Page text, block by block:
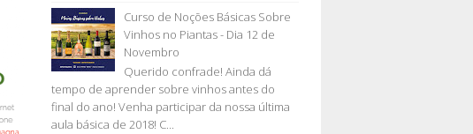
Curso de Noções Básicas Sobre
Vinhos no Piantas - Dia 12 de
Novembro
Querido confrade! Ainda dá
tempo de aprender sobre vinhos antes do
final do ano! Venha participar da nossa última
aula básica de 2018! C...